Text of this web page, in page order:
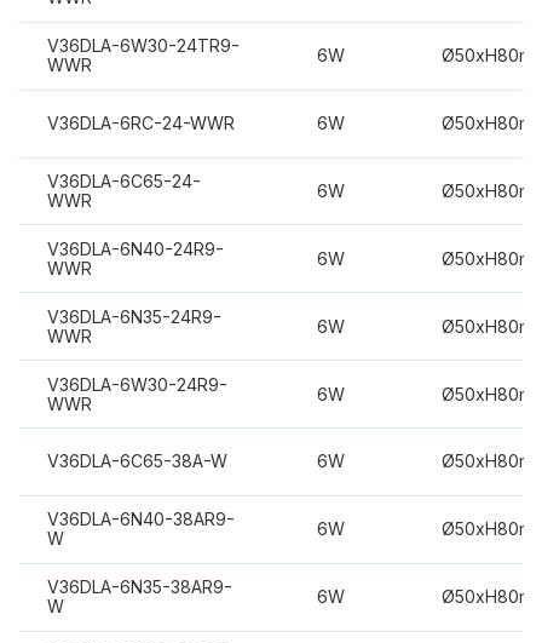
V36DLA-6W30-24TR9-
WWR
6W
V36DLA-6RC-24-WWR 6W
V36DLA-6C65-24-
WWR
6W
V36DLA-6N40-24R9-
WWR
6W
V36DLA-6N35-24R9-
WWR
6W
V36DLA-6W30-24R9-
WWR
6W
V36DLA-6C65-38A-W 6W
V36DLA-6N40-38AR9-
W
6W
V36DLA-6N35-38AR9-
W
6W